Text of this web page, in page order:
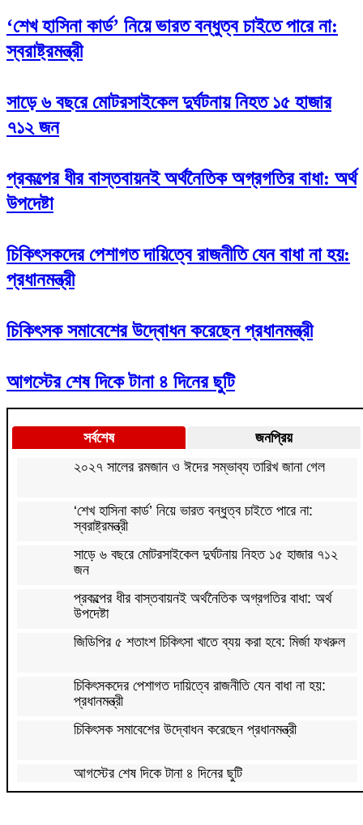
‘শেখ হাসিনা কার্ড’ নিয়ে ভারত বন্ধুত্ব চাইতে পারে না:
স্বরাষ্ট্রমন্ত্রী
সাড়ে ৬ বছরে মোটরসাইকেল দুর্ঘটনায় নিহত ১৫ হাজার
৭১২ জন
প্রকল্পের ধীর বাস্তবায়নই অর্থনৈতিক অগ্রগতির বাধা: অর্থ
উপদেষ্টা
চিকিৎসকদের পেশাগত দায়িত্বে রাজনীতি যেন বাধা না হয়:
প্রধানমন্ত্রী
চিকিৎসক সমাবেশের উদ্বোধন করেছেন প্রধানমন্ত্রী
আগস্টের শেষ দিকে টানা ৪ দিনের ছুটি
সর্বশেষ
জনপ্রিয়
২০২৭ সালের রমজান ও ঈদের সম্ভাব্য তারিখ জানা গেল
‘শেখ হাসিনা কার্ড’ নিয়ে ভারত বন্ধুত্ব চাইতে পারে না:
স্বরাষ্ট্রমন্ত্রী
সাড়ে ৬ বছরে মোটরসাইকেল দুর্ঘটনায় নিহত ১৫ হাজার ৭১২
জন
প্রকল্পের ধীর বাস্তবায়নই অর্থনৈতিক অগ্রগতির বাধা: অর্থ
উপদেষ্টা
জিডিপির ৫ শতাংশ চিকিৎসা খাতে ব্যয় করা হবে: মির্জা ফখরুল
চিকিৎসকদের পেশাগত দায়িত্বে রাজনীতি যেন বাধা না হয়:
প্রধানমন্ত্রী
চিকিৎসক সমাবেশের উদ্বোধন করেছেন প্রধানমন্ত্রী
আগস্টের শেষ দিকে টানা ৪ দিনের ছুটি